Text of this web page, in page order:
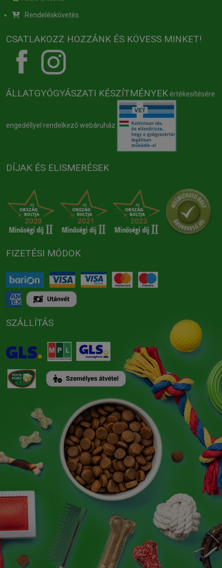
Rendeléskövetés
CSATLAKOZZ HOZZÁNK ÉS KÖVESS MINKET!
ÁLLATGYÓGYÁSZATI KÉSZÍTMÉNYEK értékesítésére
engedéllyel rendelkező webáruház
DÍJAK ÉS ELISMERÉSEK
FIZETÉSI MÓDOK
SZÁLLÍTÁS